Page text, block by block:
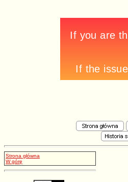
Strona główna
W górę